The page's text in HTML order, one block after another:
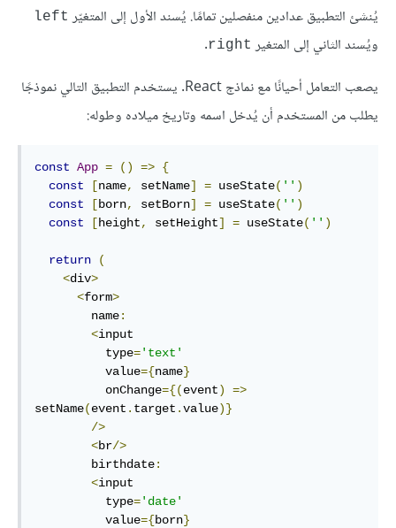
يُنشئ التطبيق عدادين منفصلين تمامًا. يُسند الأول إلى المتغيّر left
ويُسند الثاني إلى المتغير right
.
يصعب التعامل أحيانًا مع نماذج React. يستخدم التطبيق التالي نموذجًا
يطلب من المستخدم أن يُدخل اسمه وتاريخ ميلاده وطوله:
const App = () => {
const
[name, setName] = useState( '' )
const
[born, setBorn] = useState( '' )
const
[height, setHeight] = useState( '' )
return
(
<div>
<form>
        name
:
<input
          type
='text'
          value
={name}
          onChange
={(event)
=>
setName(event . target .value)}
/>
<br/>
        birthdate
:
<input
          type
='date'
          value
={born}